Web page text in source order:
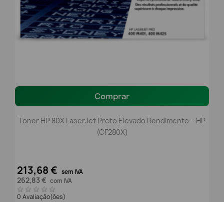
Comprar
Toner HP 80X LaserJet Preto Elevado Rendimento – HP
(CF280X)
213,68 € sem IVA
262,83 € com IVA
0 Avaliação(ões)